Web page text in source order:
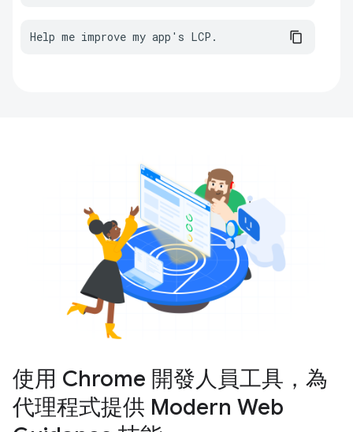
Help me improve my app's LCP.
使用 Chrome 開發人員工具，為
代理程式提供 Modern Web